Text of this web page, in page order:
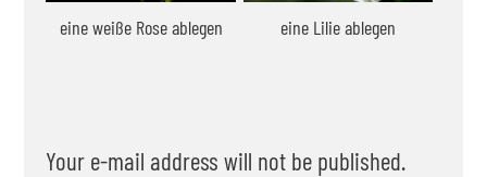
eine weiße Rose ablegen eine Lilie ablegen
Your e-mail address will not be published.